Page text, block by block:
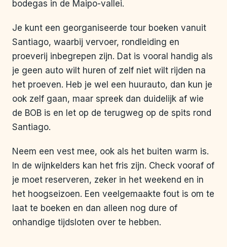
bodegas in de Maipo-vallei.
Je kunt een georganiseerde tour boeken vanuit
Santiago, waarbij vervoer, rondleiding en
proeverij inbegrepen zijn. Dat is vooral handig als
je geen auto wilt huren of zelf niet wilt rijden na
het proeven. Heb je wel een huurauto, dan kun je
ook zelf gaan, maar spreek dan duidelijk af wie
de BOB is en let op de terugweg op de spits rond
Santiago.
Neem een vest mee, ook als het buiten warm is.
In de wijnkelders kan het fris zijn. Check vooraf of
je moet reserveren, zeker in het weekend en in
het hoogseizoen. Een veelgemaakte fout is om te
laat te boeken en dan alleen nog dure of
onhandige tijdsloten over te hebben.